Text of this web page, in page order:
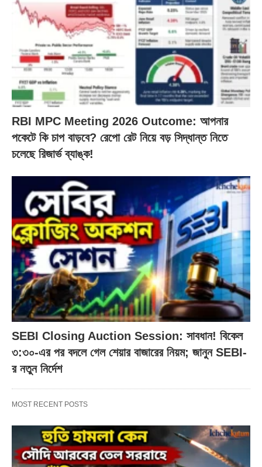
RBI MPC Meeting 2026 Outcome: আপনার
পকেটে কি চাপ বাড়বে? রেপো রেট নিয়ে বড় সিদ্ধান্ত নিতে
চলেছে রিজার্ভ ব্যাঙ্ক!
SEBI Closing Auction Session: সাবধান! বিকেল
৩:৩০-এর পর বদলে গেল শেয়ার বাজারের নিয়ম; জানুন SEBI-
র নতুন নির্দেশ
MOST RECENT POSTS